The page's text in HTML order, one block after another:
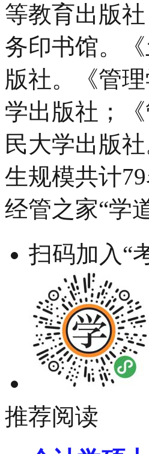
等教育出版
务印书馆。
版社。《管
学出版社；
民大学出版
生规模共计79
经管之家“学
扫码加入“
推荐阅读